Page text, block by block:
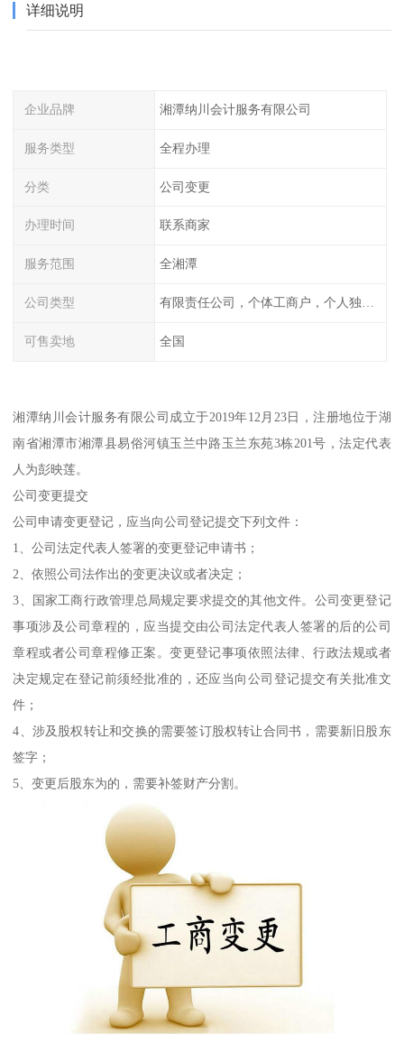
详细说明
企业品牌 湘潭纳川会计服务有限公司
服务类型 全程办理
分类 公司变更
办理时间 联系商家
服务范围 全湘潭
公司类型
可售卖地 全国
湘潭纳川会计服务有限公司成立于2019年12月23日，注册地位于湖
南省湘潭市湘潭县易俗河镇玉兰中路玉兰东苑3栋201号，法定代表
人为彭映莲。
公司变更提交
公司申请变更登记，应当向公司登记提交下列文件：
1、公司法定代表人签署的变更登记申请书；
2、依照公司法作出的变更决议或者决定；
3、国家工商行政管理总局规定要求提交的其他文件。公司变更登记
事项涉及公司章程的，应当提交由公司法定代表人签署的后的公司
章程或者公司章程修正案。变更登记事项依照法律、行政法规或者
决定规定在登记前须经批准的，还应当向公司登记提交有关批准文
件；
4、涉及股权转让和交换的需要签订股权转让合同书，需要新旧股东
签字；
5、变更后股东为的，需要补签财产分割。